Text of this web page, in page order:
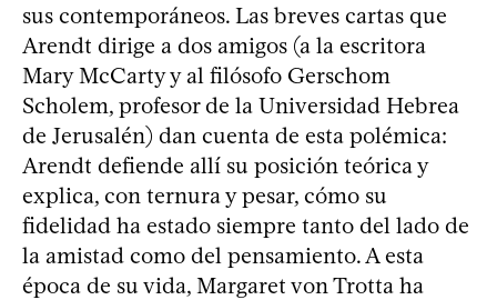
sus contemporáneos. Las breves cartas que
Arendt dirige a dos amigos (a la escritora
Mary McCarty y al filósofo Gerschom
Scholem, profesor de la Universidad Hebrea
de Jerusalén) dan cuenta de esta polémica:
Arendt defiende allí su posición teórica y
explica, con ternura y pesar, cómo su
fidelidad ha estado siempre tanto del lado de
la amistad como del pensamiento. A esta
época de su vida, Margaret von Trotta ha